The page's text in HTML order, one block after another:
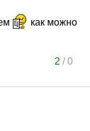
как можно
2 /0